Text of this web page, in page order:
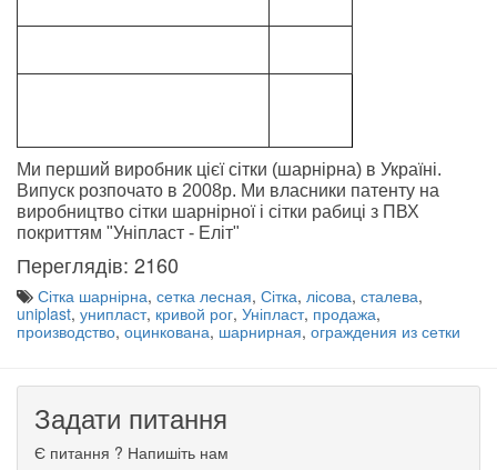
Ми перший виробник цієї сітки (шарнірна) в Україні.
Випуск розпочато в 2008р. Ми власники патенту на
виробництво сітки шарнірної і сітки рабиці з ПВХ
покриттям "Уніпласт - Еліт"
Переглядів: 2160
Сітка шарнірна, сетка лесная, Сітка, лісова, сталева,
uniplast, унипласт, кривой рог, Уніпласт, продажа,
производство, оцинкована, шарнирная, ограждения из сетки
Задати питання
Є питання ? Напишіть нам